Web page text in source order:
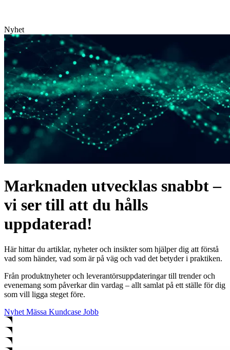
Nyhet
Marknaden utvecklas snabbt –
vi ser till att du hålls
uppdaterad!
Här hittar du artiklar, nyheter och insikter som hjälper dig att förstå
vad som händer, vad som är på väg och vad det betyder i praktiken.
Från produktnyheter och leverantörsuppdateringar till trender och
evenemang som påverkar din vardag – allt samlat på ett ställe för dig
som vill ligga steget före.
Nyhet Mässa Kundcase Jobb